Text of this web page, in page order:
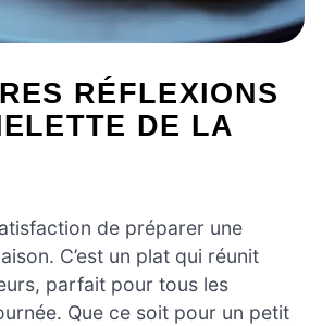
RÉFLEXIONS
DE LA
de préparer une
C’est un plat qui réunit
parfait pour tous les
Que ce soit pour un petit